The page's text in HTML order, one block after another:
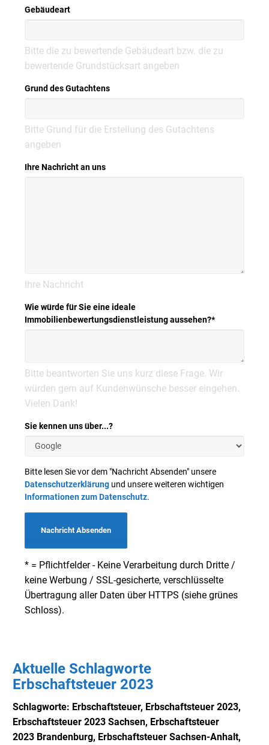
Gebäudeart
Bitte die zu bewertende Gebäudeart bzw. die zu
bewertende Grundstücksart angeben
Grund des Gutachtens
Bitte Grund für die Erstellung des Gutachtens
angeben
Ihre Nachricht an uns
Ihre Nachricht
Wie würde für Sie eine ideale
Immobilienbewertungsdienstleistung aussehen?*
Bitte beantworten Sie uns kurz diese Frage. Wir
würden gern auf Kundenwünsche besser eingehen.
Vielen Dank!
Sie kennen uns über...?
Bitte lesen Sie vor dem "Nachricht Absenden" unsere
Datenschutzerklärung und unsere weiteren wichtigen
Informationen zum Datenschutz.
Nachricht Absenden
* = Pflichtfelder - Keine Verarbeitung durch Dritte /
keine Werbung / SSL-gesicherte, verschlüsselte
Übertragung aller Daten über HTTPS (siehe grünes
Schloss).
Aktuelle Schlagworte
Erbschaftsteuer 2023
Schlagworte: Erbschaftsteuer, Erbschaftsteuer 2023,
Erbschaftsteuer 2023 Sachsen, Erbschaftsteuer
2023 Brandenburg, Erbschaftsteuer Sachsen-Anhalt,